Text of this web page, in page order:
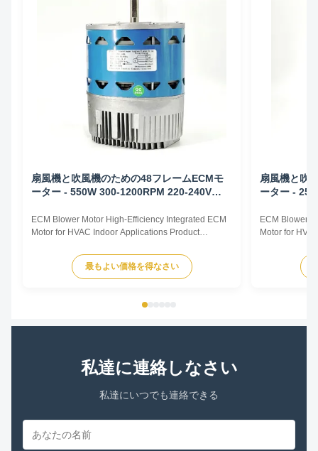
扇風機と吹風機のための48フレームECMモ
ーター - 550W 300-1200RPM 220-240V
ECM Blower Motor High-Efficiency Integrated ECM
Motor for HVAC Indoor Applications Product
efficiency, fully integrated motor solution designed
for indoor HVAC air-moving equipment. By
最もよい価格を得なさい
扇風機と吹
ーター -
ECM Blower
Motor for
efficiency,
for indoor
私達に連絡しなさい
私達にいつでも連絡できる